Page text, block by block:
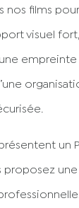
nos films
visuel
empreinte
présentent un
proposez